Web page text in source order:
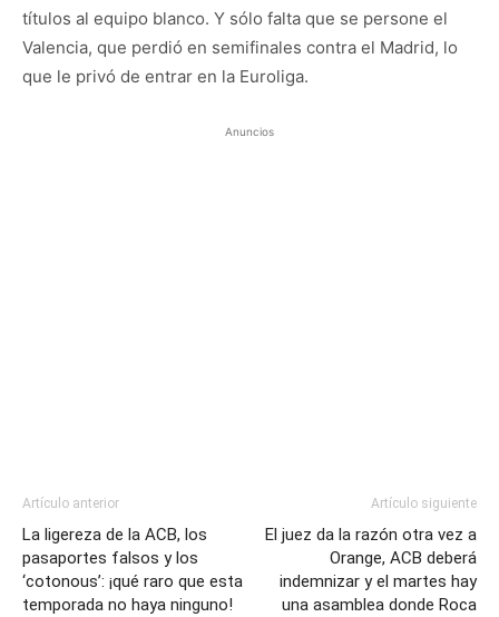
títulos al equipo blanco. Y sólo falta que se persone el
Valencia, que perdió en semifinales contra el Madrid, lo
que le privó de entrar en la Euroliga.
Anuncios
Artículo anterior
La ligereza de la ACB, los
pasaportes falsos y los
‘cotonous’: ¡qué raro que esta
temporada no haya ninguno!
Artículo siguiente
El juez da la razón otra vez a
Orange, ACB deberá
indemnizar y el martes hay
una asamblea donde Roca